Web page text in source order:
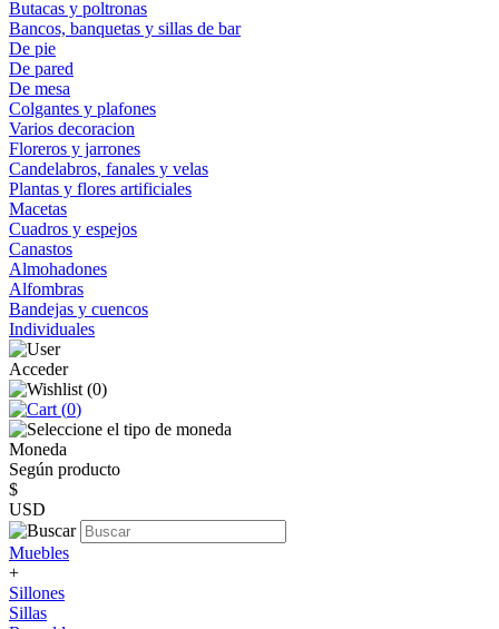
Butacas y poltronas
Bancos, banquetas y sillas de bar
De pie
De pared
De mesa
Colgantes y plafones
Varios decoracion
Floreros y jarrones
Candelabros, fanales y velas
Plantas y flores artificiales
Macetas
Cuadros y espejos
Canastos
Almohadones
Alfombras
Bandejas y cuencos
Individuales
Acceder
(0)
(0)
Moneda
Según producto
$
USD
Muebles
+
Sillones
Sillas